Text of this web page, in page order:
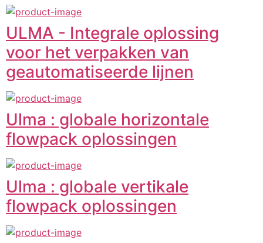
ULMA - Integrale oplossing
voor het verpakken van
geautomatiseerde lijnen
Ulma : globale horizontale
flowpack oplossingen
Ulma : globale vertikale
flowpack oplossingen